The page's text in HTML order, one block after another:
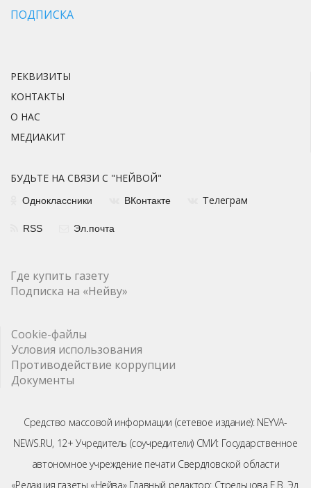
ПОДПИСКА
РЕКВИЗИТЫ
КОНТАКТЫ
О НАС
МЕДИАКИТ
БУДЬТЕ НА СВЯЗИ С "НЕЙВОЙ"
Одноклассники ВКонтакте Телеграм
RSS Эл.почта
Где купить газету
Подписка на «Нейву»
Cookie-файлы
Условия использования
Противодействие коррупции
Документы
Средство массовой информации (сетевое издание): NEYVA-
NEWS.RU, 12+ Учредитель (соучредители) СМИ: Государственное
автономное учреждение печати Свердловской области
«Редакция газеты «Нейва» Главный редактор: Стрельцова Е.В. Эл.